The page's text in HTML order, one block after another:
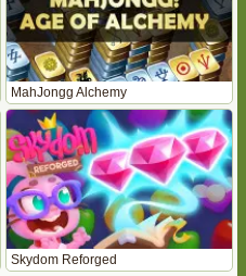
MahJongg Alchemy
Skydom Reforged